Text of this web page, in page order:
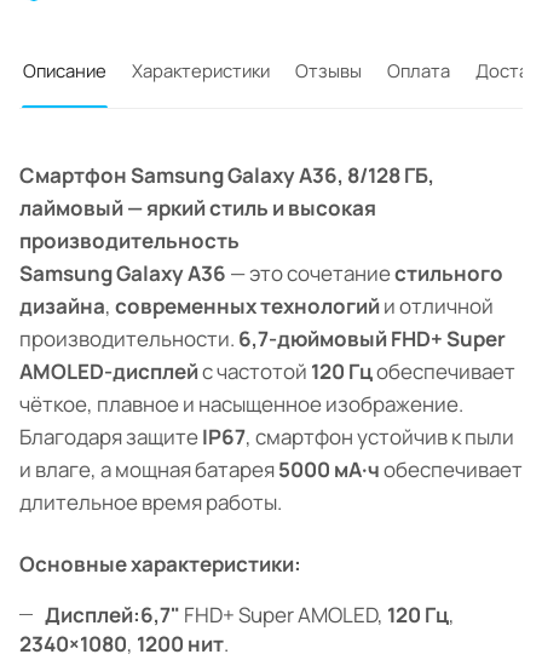
Описание Характеристики Отзывы Оплата
Смартфон Samsung Galaxy A36, 8/128 ГБ,
лаймовый — яркий стиль и высокая
производительность
Samsung Galaxy A36 — это сочетаниестильного
дизайна, современных технологийи отличной
производительности. 6,7-дюймовый FHD+ Super
AMOLED-дисплейс частотой 120 Гцобеспечивает
чёткое, плавное и насыщенное изображение.
Благодаря защитеIP67, смартфон устойчив к пыли
и влаге, а мощная батарея5000 мА·чобеспечивает
длительное время работы.
Основные характеристики:
Дисплей:6,7" FHD+ Super AMOLED, 120 Гц,
2340×1080, 1200 нит.